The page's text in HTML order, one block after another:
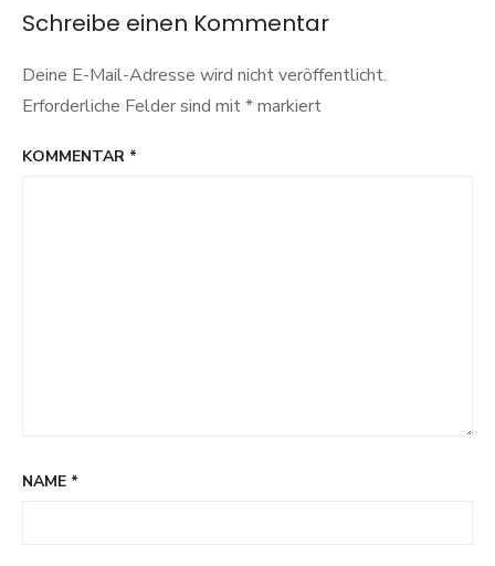
Schreibe einen Kommentar
Deine E-Mail-Adresse wird nicht veröffentlicht.
Erforderliche Felder sind mit*markiert
KOMMENTAR *
NAME *